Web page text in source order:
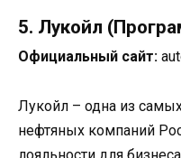
5. Лукойл
Официальный сайт:
Лукойл – одна из
нефтяных компаний
лояльности для